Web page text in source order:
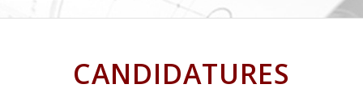
CANDIDATURES